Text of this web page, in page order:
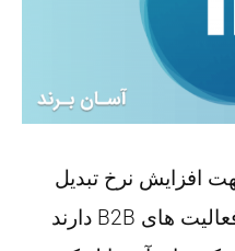
افزایش نرخ تبدیل
می باشد. شرکت هایی که فعالیت های B2B دارند